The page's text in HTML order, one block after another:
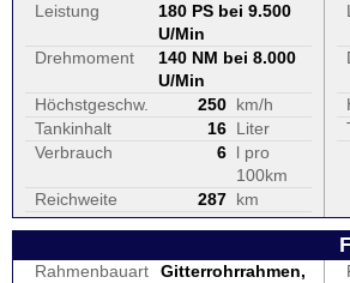
Leistung
180 PS bei 9.500
U/Min
Drehmoment
140 NM bei 8.000
U/Min
Höchstgeschw.
250 km/h
Tankinhalt
16 Liter
Verbrauch
6 l pro
100km
Reichweite
287 km
Rahmenbauart
Gitterrohrrahmen,